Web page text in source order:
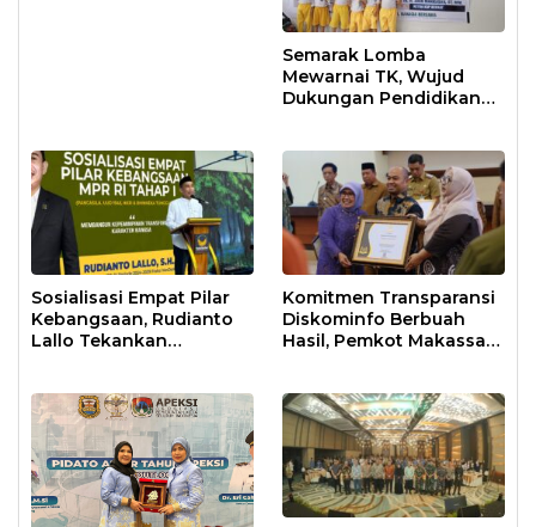
Semarak Lomba
Mewarnai TK, Wujud
Dukungan Pendidikan
Sosialisasi Empat Pilar
Kebangsaan, Rudianto
Lallo Tekankan
Komitmen Transparansi
Diskominfo Berbuah
Hasil, Pemkot Makassar